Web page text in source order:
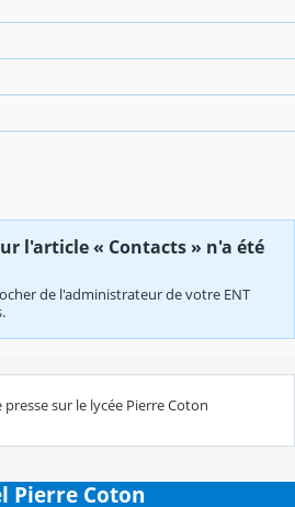
l'article « Contacts » n'a été
de l'administrateur de votre ENT
sur le lycée Pierre Coton
Pierre Coton